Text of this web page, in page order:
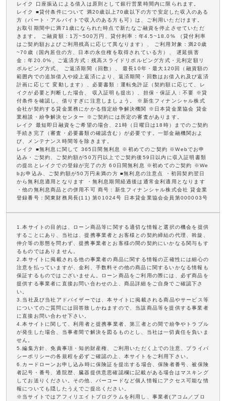
レイク 口座振込による借入は原則として銀行営業時間内に限られます。
レイク ■貸付条件について 満20歳以上70歳以下の方で安定した収入のある
方（パート・アルバイトで収入のある方も可）は、ご利用いただけます。
お取引期間中に満71歳になられた時点で新たなご融資を停止させていただ
きます。 ご融資額：1万~500万円、貸付利率：年4.5~18.0% （貸付利率
はご契約額およびご利用残高に応じて異なります）、 ご利用対象：満20歳
~70歳（国内居住の方、日本の永住権を取得されている方）、 遅延損害
金：年20.0%、ご返済方式：残高スライドリボルビング方式・元利定額リ
ボルビング方式、 ご返済期間（回数）、 最長10年・最大120回（融資額の
範囲内での追加借入や繰上返済により、返済期間・回数はお借入れ及び返済
計画に応じて 変動します）、必要書類：運転免許証（契約額に応じて、レ
イクが必要と判断した場合、 収入証明も提出）、担保・保証人：不要 ※貸
付条件を確認し、借りすぎに注意しましょう。 ※新生フィナンシャル株式
会社が契約する貸金業務にかかる指定紛争解決機関 ※日本貸金業協会 貸金
業相談・紛争解決センター ※ご契約には所定の審査があります。
レイク 最短即日融資をご希望の場合、21時（日曜日は18時）までのご契約
手続き完了（審査・必要書類の確認含む）が必要です。一部金融機関およ
び、メンテナンス時間等を除きます。
レイク ■無利息に関して 365日間無利息 ※初めてのご契約 ※Webでお申
込み・ご契約、ご契約額が50万円以上でご契約後59日以内に収入証明書類
の提出とレイクでの登録が完了の方 60日間無利息 ※初めてのご契約 ※We
bお申込み、ご契約額が50万円未満の方 ■無利息の注意点 ・初回契約翌日
から無利息適用となります ・無利息期間経過後は通常金利適用となります
・他の無利息商品との併用不可 商号：新生フィナンシャル株式会社 貸金業
登録番号：関東財務局長(11) 第01024号 日本貸金業協会会員第000003号
1.本サイトの目的は、ローン商品等に関する適切な情報と選択の機会を提供
することにあり、当社は、提携事業者とお客様との契約締結の代理、斡旋、
仲介等の形態を問わず、提携事業者とお客様の間の契約にいかなる関与もす
るものではありません。
2.本サイトに掲載される他の事業者の商品に関する情報の正確性には細心の
注意を払っていますが、金利、手数料その他の商品に関するいかなる情報も
保証するものではございません。ローン商品をご利用の際には、必ず商品を
提供する事業者に直接お問い合わせの上、商品詳細をご自身でご確認下さ
い。
3.当社及び当社アドバイザーでは、本サイトに掲載される商品やサービス等
についてのご質問には回答致しかねますので、当該商品等を提供する事業者
に直接お問い合わせ下さい。
4.本サイトに関して、利用者と提携事業者、第三者との間で紛争やトラブル
が発生した場合、当事者間で解決を図るものとし、当社は一切責任を負いま
せん。
5.編集方針、免責事項・知的財産権、ご利用いただく上での注意、プライバ
シーポリシーの各規程を必ずご確認の上、本サイトをご利用下さい。
6.カードローンお申し込み時に保険証を提出する場合、保険者番号、被保険
者記号・番号、通院歴、臓器提供意思確認欄に記載がある場合はマスキング
してお送りください。その他、バーコードなど個人情報にアクセス可能な情
報についても隠したうえでご提出ください。
※当サイトではアフィリエイトプログラムを利用し、事業者(アコム／プロ